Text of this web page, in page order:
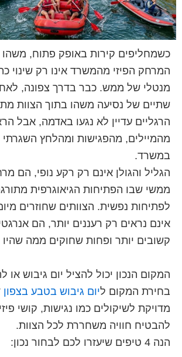
כשמחליפים קירות באופק פתוח, משהו
המרחק הפיזי מהמשרד אינו רק שינוי
מנטלי של ממש. כבר בדרך צפונה,
שתיים של נסיעה משהו בתוך הצוות
הרגליים עדיין לא נגעו באדמה, אבל
מהמיילים, מהפגישות ומהלחץ
במשרד.
הגליל והגולן אינם רק רקע נופי, הם
ממשי שבו הפתיחות הגיאוגרפית
לפתיחות נפשית. הצוותים שחוזרים
אינם נראים רק רעננים יותר, הם
קשובים יותר ופחות שחוקים ממה
המקום הנכון יכול להציל יום גיבוש או
בחירת המקום ליום גיבוש בטבע בצפון
מדויקת לשיקולים כמו נגישות, קושי
להבטיח חוויה משחררת לכל הצוות.
הנה 4 טיפים שיעזרו לכם לבחור נכון: